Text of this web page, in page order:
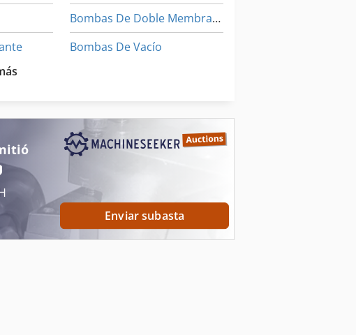
Bombas De Doble Membrana
Bombas De Vacío
Enviar subasta